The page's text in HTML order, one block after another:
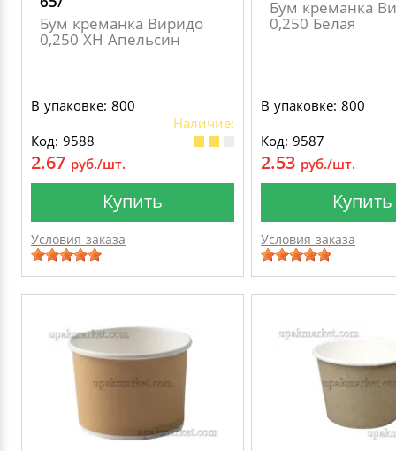
Бум креманка Виридо
0,250 ХН Апельсин
В упаковке: 800
Наличие:
Код: 9588
2.67 руб./шт.
Купить
Условия заказа
Бум креманка
0,250 Белая
В упаковке: 800
Код: 9587
2.53 руб./шт.
Купить
Условия заказа